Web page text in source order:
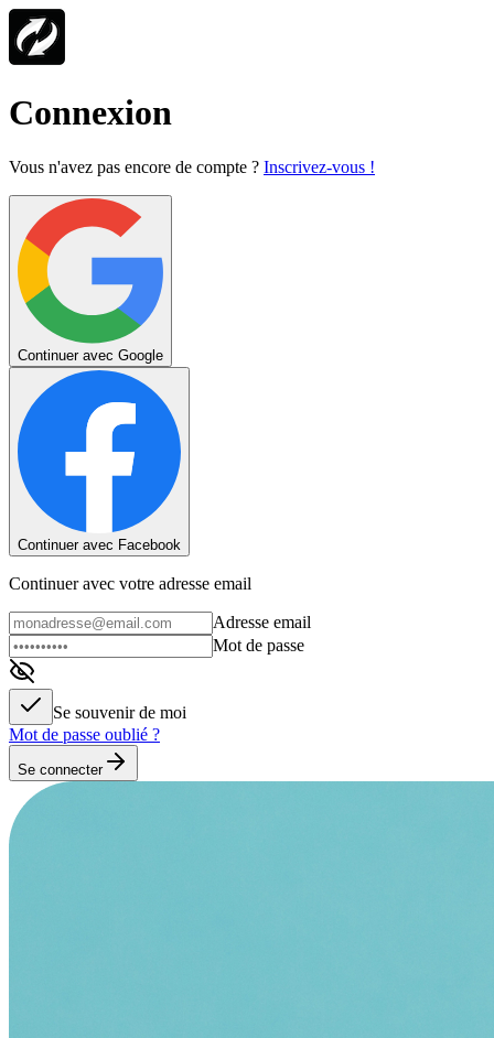
Connexion
Vous n'avez pas encore de compte ? Inscrivez-vous !
Continuer avec Google
Continuer avec Facebook
Continuer avec votre adresse email
Adresse email
Mot de passe
Se souvenir de moi
Mot de passe oublié ?
Se connecter